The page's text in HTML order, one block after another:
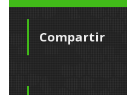
Compartir